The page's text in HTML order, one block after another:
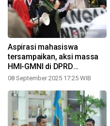
Aspirasi mahasiswa
tersampaikan, aksi massa
HMI-GMNI di DPRD
Pasaman berlangsung
08 September 2025 17:25 WIB